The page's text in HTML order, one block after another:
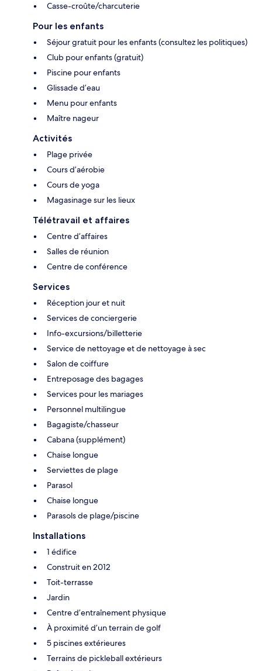
Casse-croûte/charcuterie
Pour les enfants
Séjour gratuit pour les enfants (consultez les politiques)
Club pour enfants (gratuit)
Piscine pour enfants
Glissade d’eau
Menu pour enfants
Maître nageur
Activités
Plage privée
Cours d’aérobie
Cours de yoga
Magasinage sur les lieux
Télétravail et affaires
Centre d’affaires
Salles de réunion
Centre de conférence
Services
Réception jour et nuit
Services de conciergerie
Info-excursions/billetterie
Service de nettoyage et de nettoyage à sec
Salon de coiffure
Entreposage des bagages
Services pour les mariages
Personnel multilingue
Bagagiste/chasseur
Cabana (supplément)
Chaise longue
Serviettes de plage
Parasol
Chaise longue
Parasols de plage/piscine
Installations
1 édifice
Construit en 2012
Toit-terrasse
Jardin
Centre d’entraînement physique
À proximité d’un terrain de golf
5 piscines extérieures
Terrains de pickleball extérieurs